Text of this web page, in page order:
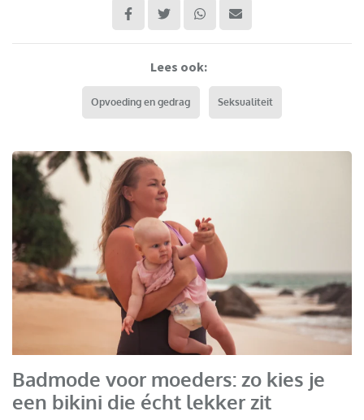
Lees ook:
Opvoeding en gedrag Seksualiteit
Ulla Popken
Badmode voor moeders: zo kies je
een bikini die écht lekker zit